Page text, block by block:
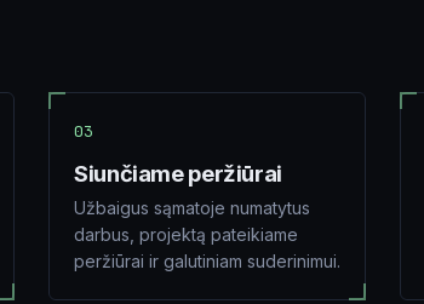
03
Siunčiame peržiūrai
Užbaigus sąmatoje numatytus
darbus, projektą pateikiame
peržiūrai ir galutiniam suderinimui.